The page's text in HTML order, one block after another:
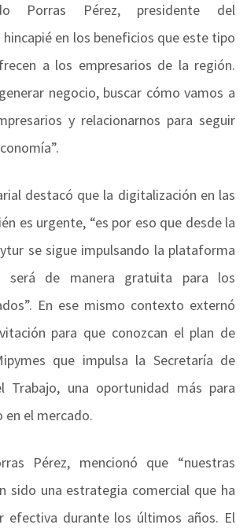
Porras Pérez, presidente del
en los beneficios que este tipo
a los empresarios de la región.
negocio, buscar cómo vamos a
y relacionarnos para seguir
destacó que la digitalización en las
es urgente, “es por eso que desde la
se sigue impulsando la plataforma
será de manera gratuita para los
En ese mismo contexto externó
para que conozcan el plan de
que impulsa la Secretaría de
Trabajo, una oportunidad más para
en el mercado.
Pérez, mencionó que “nuestras
sido una estrategia comercial que ha
efectiva durante los últimos años. El